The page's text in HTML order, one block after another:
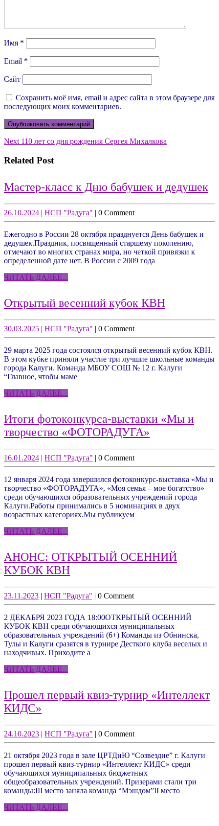
Имя *
Email *
Сайт
Сохранить моё имя, email и адрес сайта в этом браузере для
последующих моих комментариев.
Навигация
по
Next Next
110 лет со дня рождения Сергея Михалкова
Related Post
Мастер-класс к Дню бабушек и дедушек
26.10.202426.10.2024
| НСП "Радуга" НСП
"Радуга"
| 0 Comment
Ежегодно в России 28 октября празднуется День бабушек и
дедушек.Праздник, посвященный старшему поколению,
отмечают во многих странах мира, но четкой привязки к
определенной дате нет. В России с 2009 года
ЧИТАТЬ ДАЛЕЕ...
Открытый весенний кубок КВНОткрытый
КВН
30.03.202530.03.2025
| НСП "Радуга" НСП
"Радуга"
| 0 Comment
29 марта 2025 года состоялся открытый весенний кубок КВН.
В этом кубке приняли участие три лучшие школьные команды
города Калуги. Команда МБОУ СОШ № 12 г. Калуги
“Главное, чтобы маме
ЧИТАТЬ ДАЛЕЕ...
Итоги фотоконкурса-выставки «Мы и
творчество «ФОТОРАДУГА»
«Мы
и
творчество
16.01.202416.01.2024
| НСП "Радуга" НСП
"Радуга"
| 0 Comment
12 января 2024 года завершился фотоконкурс-выставка «Мы и
творчество «ФОТОРАДУГА», «Моя семья – мое богатство»
среди обучающихся образовательных учреждений города
Калуги.Работы принимались в 5 номинациях в двух
возрастных категориях.Мы публикуем
ЧИТАТЬ ДАЛЕЕ...
АНОНС: ОТКРЫТЫЙ ОСЕННИЙ
КУБОК КВНАНОНС:
ОСЕННИЙ
КУБОК
КВН
23.11.202323.11.2023
| НСП "Радуга" НСП
"Радуга"
| 0 Comment
2 ДЕКАБРЯ 2023 ГОДА 18:00ОТКРЫТЫЙ ОСЕННИЙ
КУБОК КВН среди обучающихся муниципальных
образовательных учреждений (6+) Команды из Обнинска,
Тулы и Калуги сразятся в турнире Десткого клуба веселых и
находчивых. Приходите а
ЧИТАТЬ ДАЛЕЕ...
Прошел первый квиз-турнир «Интеллект
КИДС»
квиз-
турнир
«Интеллект
КИДС»
24.10.202324.10.2023
| НСП "Радуга" НСП
"Радуга"
| 0 Comment
21 октября 2023 года в зале ЦРТДиЮ “Созвездие” г. Калуги
прошел первый квиз-турнир «Интеллект КИДС» среди
обучающихся муниципальных бюджетных
общеобразовательных учреждений. Призерами стали три
команды:III место заняла команда “Мэшдом”II место
ЧИТАТЬ ДАЛЕЕ...